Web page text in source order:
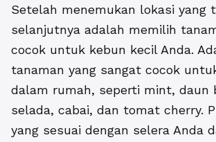
Setelah menemukan lokasi yang
selanjutnya adalah memilih
cocok untuk kebun kecil Anda.
tanaman yang sangat cocok
dalam rumah, seperti mint, daun
selada, cabai, dan tomat cherry.
yang sesuai dengan selera Anda